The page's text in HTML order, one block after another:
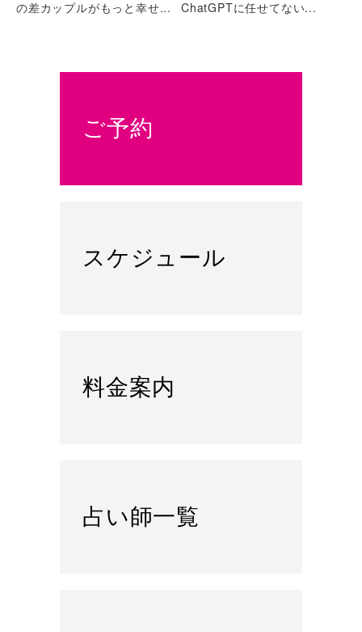
の差カップルがもっと幸せ... ChatGPTに任せてない...
ご予約
スケジュール
料金案内
占い師一覧